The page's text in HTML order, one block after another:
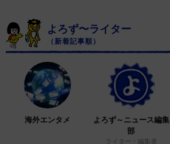
よろず〜ライター
（新着記事順）
海外エンタメ
よろず～ニュース編集
部
ライター・編集者